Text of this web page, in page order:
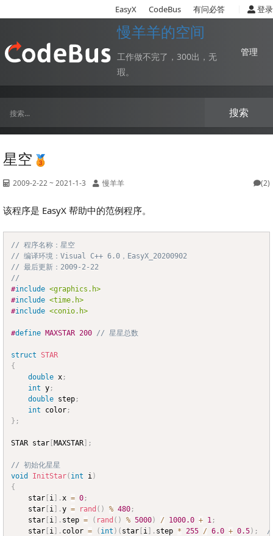
EasyX CodeBus 有问必答 登录
慢羊羊的空间
工作做不完了，300出，无
瑕。
管理
星空
2009-2-22 ~ 2021-1-3 慢羊羊 (2)
该程序是 EasyX 帮助中的范例程序。
// 程序名称：星空
// 编译环境：Visual C++ 6.0，EasyX_20200902
// 最后更新：2009-2-22
//
#include <graphics.h>
#include <time.h>
#include <conio.h>
#define MAXSTAR 200 // 星星总数
struct STAR
{
double x ;
int y ;
double step ;
int color ;
} ;
STAR star MAXSTAR ;
// 初始化星星
void
InitStar( int i)
{
	star
i .x = 0 ;
	star
i .y = rand ( ) % 480 ;
	star
i . step = ( rand ( ) % 5000) / 1000.0 + 1 ;
	star
i . color = ( int ) ( star i . step * 255 / 6.0 + 0.5) ;
搜索